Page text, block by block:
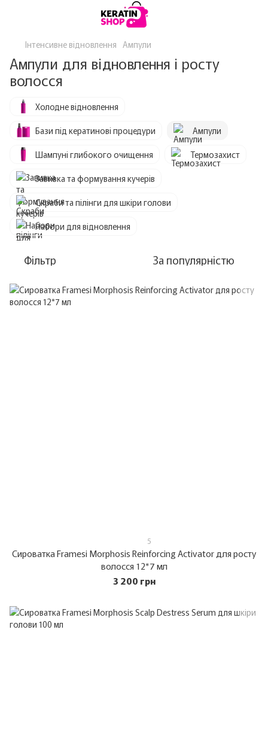
Інтенсивне відновлення Ампули
Ампули для відновлення і росту
волосся
Холодне відновлення
Бази під кератинові процедури
Ампули
Шампуні глибокого очищення
Термозахист
Завивка та формування кучерів
Скраби та пілінги для шкіри голови
Набори для відновлення
Фільтр За популярністю
5
Сироватка Framesi Morphosis Reinforcing Activator для росту
волосся 12*7 мл
3 200 грн